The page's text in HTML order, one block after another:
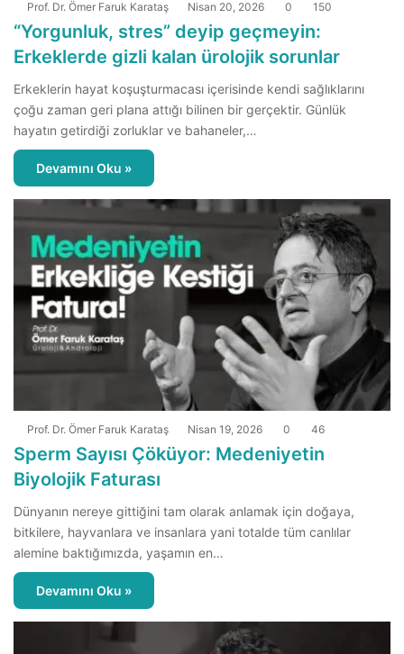
Prof. Dr. Ömer Faruk Karataş Nisan 20, 2026 0 150
“Yorgunluk, stres” deyip geçmeyin:
Erkeklerde gizli kalan ürolojik sorunlar
Erkeklerin hayat koşuşturmacası içerisinde kendi sağlıklarını
çoğu zaman geri plana attığı bilinen bir gerçektir. Günlük
hayatın getirdiği zorluklar ve bahaneler,…
Devamını Oku »
Prof. Dr. Ömer Faruk Karataş Nisan 19, 2026 0 46
Sperm Sayısı Çöküyor: Medeniyetin
Biyolojik Faturası
Dünyanın nereye gittiğini tam olarak anlamak için doğaya,
bitkilere, hayvanlara ve insanlara yani totalde tüm canlılar
alemine baktığımızda, yaşamın en…
Devamını Oku »